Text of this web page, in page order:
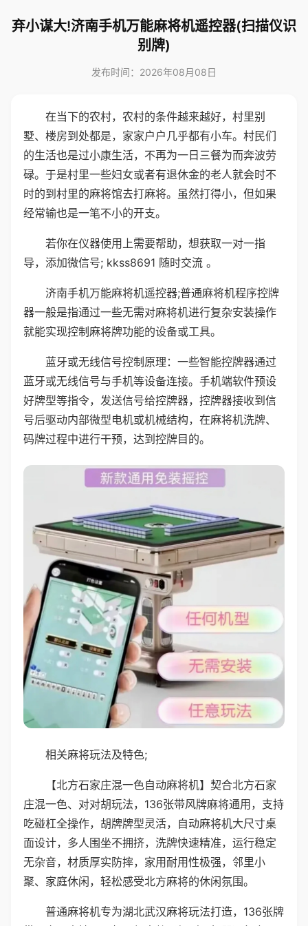
弃小谋大!济南手机万能麻将机遥控器(扫描仪识
别牌)
发布时间：2026年08月08日
在当下的农村，农村的条件越来越好，村里别
墅、楼房到处都是，家家户户几乎都有小车。村民们
的生活也是过小康生活，不再为一日三餐为而奔波劳
碌。于是村里一些妇女或者有退休金的老人就会时不
时的到村里的麻将馆去打麻将。虽然打得小，但如果
经常输也是一笔不小的开支。
若你在仪器使用上需要帮助，想获取一对一指
导，添加微信号; kkss8691 随时交流 。
济南手机万能麻将机遥控器;普通麻将机程序控牌
器一般是指通过一些无需对麻将机进行复杂安装操作
就能实现控制麻将牌功能的设备或工具。
蓝牙或无线信号控制原理：一些智能控牌器通过
蓝牙或无线信号与手机等设备连接。手机端软件预设
好牌型等指令，发送信号给控牌器，控牌器接收到信
号后驱动内部微型电机或机械结构，在麻将机洗牌、
码牌过程中进行干预，达到控牌目的。
相关麻将玩法及特色;
【北方石家庄混一色自动麻将机】契合北方石家
庄混一色、对对胡玩法，136张带风牌麻将通用，支持
吃碰杠全操作，胡牌牌型灵活，自动麻将机大尺寸桌
面设计，多人围坐不拥挤，洗牌快速精准，运行稳定
无杂音，材质厚实防摔，家用耐用性极强，邻里小
聚、家庭休闲，轻松感受北方麻将的休闲氛围。
普通麻将机专为湖北武汉麻将玩法打造，136张牌